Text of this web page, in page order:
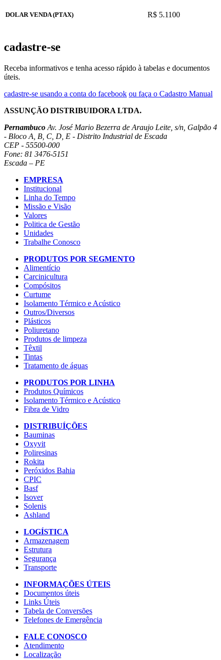
DOLAR VENDA (PTAX) R$ 5.1100
cadastre-se
Receba informativos e tenha acesso rápido à tabelas e documentos
úteis.
cadastre-se usando a conta do facebook ou faça o Cadastro Manual
ASSUNÇÃO DISTRIBUIDORA LTDA.
Pernambuco Av. José Mario Bezerra de Araujo Leite, s/n, Galpão 4
- Bloco A, B, C, D, E - Distrito Industrial de Escada
CEP - 55500-000
Fone: 81 3476-5151
Escada – PE
EMPRESA
Institucional
Linha do Tempo
Missão e Visão
Valores
Politica de Gestão
Unidades
Trabalhe Conosco
PRODUTOS POR SEGMENTO
Alimentício
Carcinicultura
Compósitos
Curtume
Isolamento Térmico e Acústico
Outros/Diversos
Plásticos
Poliuretano
Produtos de limpeza
Têxtil
Tintas
Tratamento de águas
PRODUTOS POR LINHA
Produtos Químicos
Isolamento Térmico e Acústico
Fibra de Vidro
DISTRIBUÍÇÕES
Bauminas
Oxyvit
Poliresinas
Rokita
Peróxidos Bahia
CPIC
Basf
Isover
Solenis
Ashland
LOGÍSTICA
Armazenagem
Estrutura
Segurança
Transporte
INFORMAÇÕES ÚTEIS
Documentos úteis
Links Úteis
Tabela de Conversões
Telefones de Emergência
FALE CONOSCO
Atendimento
Localização